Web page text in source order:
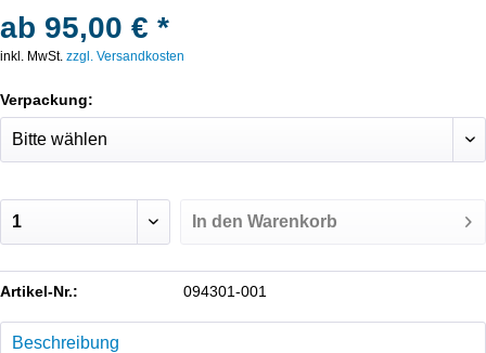
ab 95,00 € *
inkl. MwSt. zzgl. Versandkosten
Verpackung:
In den Warenkorb
Artikel-Nr.: 094301-001
Beschreibung